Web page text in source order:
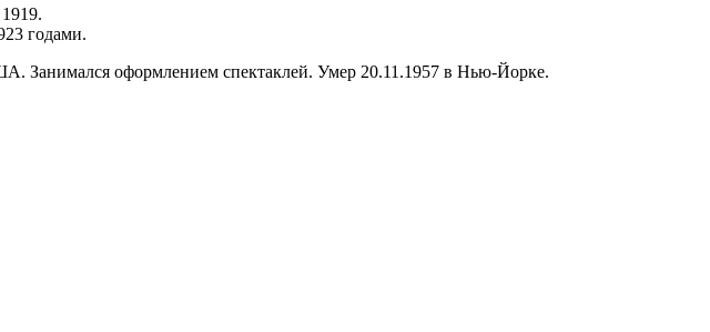
годами.
оформлением спектаклей. Умер 20.11.1957 в Нью-Йорке.